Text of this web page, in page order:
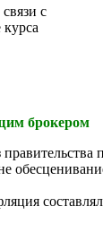
с
брокером